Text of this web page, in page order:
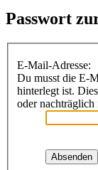
Passwort
E-Mail-Adresse:
Du musst die E-
hinterlegt ist.
oder nachträglich